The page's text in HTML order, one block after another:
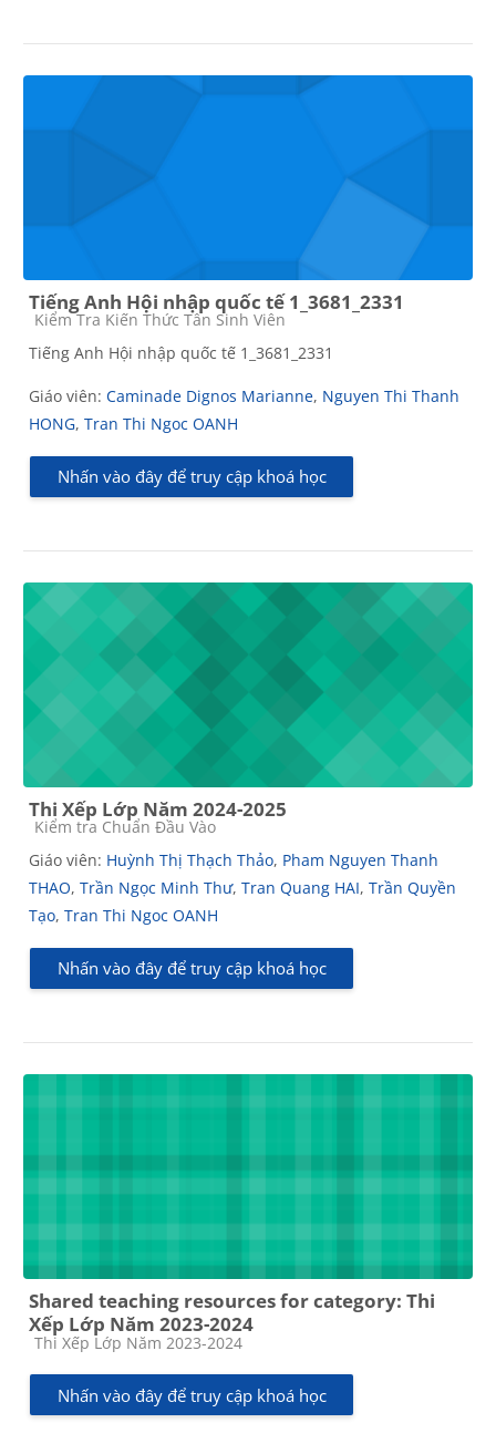
Tiếng Anh Hội nhập quốc tế 1_3681_2331
Các loại khóa học
Kiểm Tra Kiến Thức Tân Sinh Viên
Tiếng Anh Hội nhập quốc tế 1_3681_2331
Giáo viên: Caminade Dignos Marianne, Nguyen Thi Thanh
HONG, Tran Thi Ngoc OANH
Nhấn vào đây để truy cập khoá học
Thi Xếp Lớp Năm 2024-2025
Các loại khóa học
Kiểm tra Chuẩn Đầu Vào
Giáo viên: Huỳnh Thị Thạch Thảo, Pham Nguyen Thanh
THAO, Trần Ngọc Minh Thư, Tran Quang HAI, Trần Quyền
Tạo, Tran Thi Ngoc OANH
Nhấn vào đây để truy cập khoá học
Shared teaching resources for category: Thi
Xếp Lớp Năm 2023-2024
Các loại khóa học
Thi Xếp Lớp Năm 2023-2024
Nhấn vào đây để truy cập khoá học